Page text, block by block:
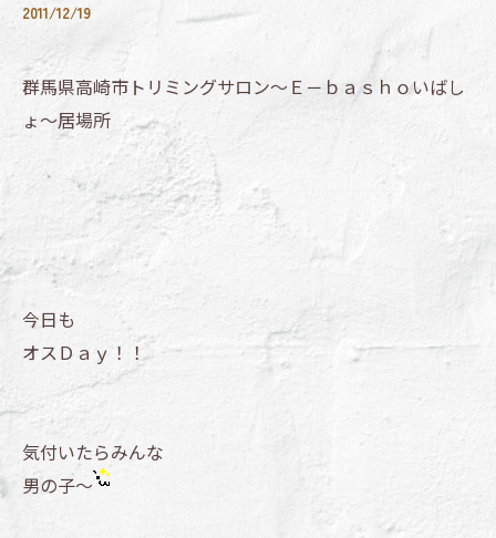
2011/12/19
群馬県高崎市トリミングサロン～Ｅ－ｂａｓｈｏいばし
ょ～居場所
今日も
オスＤａｙ！！
気付いたらみんな
男の子～